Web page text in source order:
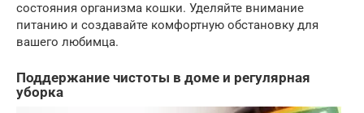
состояния организма кошки. Уделяйте внимание
питанию и создавайте комфортную обстановку для
вашего любимца.
Поддержание чистоты в доме и регулярная
уборка